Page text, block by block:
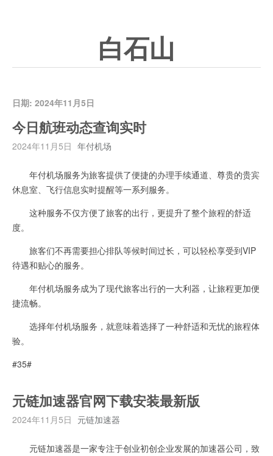
白石山
日期: 2024年11月5日
今日航班动态查询实时
2024年11月5日 年付机场
年付机场服务为旅客提供了便捷的办理手续通道、尊贵的贵宾
休息室、飞行信息实时提醒等一系列服务。
这种服务不仅方便了旅客的出行，更提升了整个旅程的舒适
度。
旅客们不再需要担心排队等候时间过长，可以轻松享受到VIP
待遇和贴心的服务。
年付机场服务成为了现代旅客出行的一大利器，让旅程更加便
捷流畅。
选择年付机场服务，就意味着选择了一种舒适和无忧的旅程体
验。
#35#
元链加速器官网下载安装最新版
2024年11月5日 元链加速器
元链加速器是一家专注于创业初创企业发展的加速器公司，致